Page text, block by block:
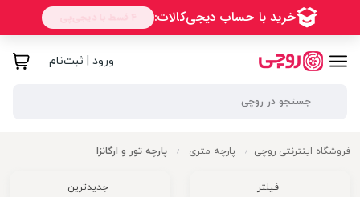
ورود | ثبت‌نام
فروشگاه اینترنتی روچی / پارچه متری / پارچه تور و ارگانزا
فیلتر جدیدترین